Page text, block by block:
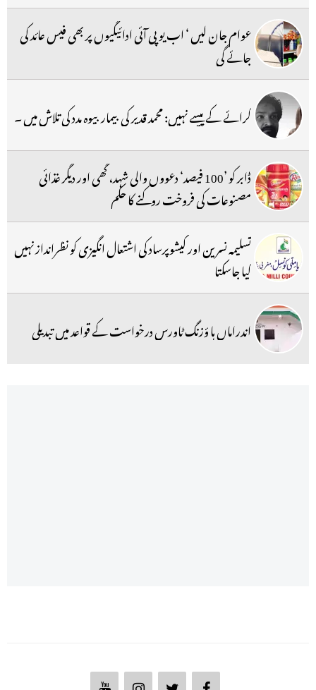
عوام جان لیں ‘ اب یو پی آئی ادائیگیوں پر بھی فیس عائد کی
جائے گی
کرائے کے پیسے نہیں: محمد قدیر کی بیمار بیوہ مدد کی تلاش میں ۔
ڈابر کو ’100 فیصد‘ دعووں والی شہد، گھی اور دیگر غذائی
مصنوعات کی فروخت روکنے کا حکم
تسلیمہ نسرین اور کیشوپرساد کی اشتعال انگیزی کو نظرانداز نہیں
کیا جاسکتا
اندراماں ہا ؤزنگ ٹاورس درخواست کے قواعد میں تبدیلی